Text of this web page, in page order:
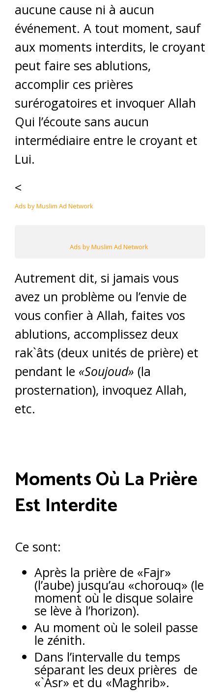
aucune cause ni à aucun
événement. A tout moment, sauf
aux moments interdits, le croyant
peut faire ses ablutions,
accomplir ces prières
surérogatoires et invoquer Allah
Qui l’écoute sans aucun
intermédiaire entre le croyant et
Lui.
<
Ads by Muslim Ad Network
Ads by Muslim Ad Network
Autrement dit, si jamais vous
avez un problème ou l’envie de
vous confier à Allah, faites vos
ablutions, accomplissez deux
rak`âts (deux unités de prière) et
pendant le «Soujoud» (la
prosternation), invoquez Allah,
etc.
Moments Où La Prière
Est Interdite
Ce sont:
Après la prière de «Fajr»
(l’aube) jusqu’au «chorouq» (le
moment où le disque solaire
se lève à l’horizon).
Au moment où le soleil passe
le zénith.
Dans l’intervalle du temps
séparant les deux prières de
«`Asr» et du «Maghrib».